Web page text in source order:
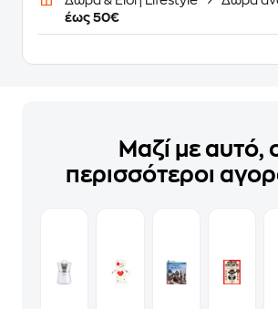
έως 50€
Μαζί με αυτό,
περισσότεροι